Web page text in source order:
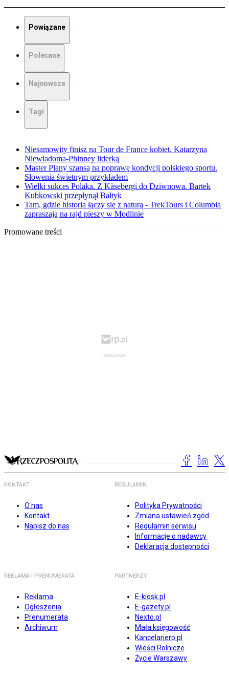
Powiązane
Polecane
Najnowsze
Tagi
Niesamowity finisz na Tour de France kobiet. Katarzyna
Niewiadoma-Phinney liderką
Master Plany szansą na poprawę kondycji polskiego sportu.
Słowenia świetnym przykładem
Wielki sukces Polaka. Z Kåsebergi do Dziwnowa. Bartek
Kubkowski przepłynął Bałtyk
Tam, gdzie historia łączy się z naturą - TrekTours i Columbia
zapraszają na rajd pieszy w Modlinie
Promowane treści
KONTAKT
O nas
Kontakt
Napisz do nas
REGULAMIN
Polityka Prywatności
Zmiana ustawień zgód
Regulamin serwisu
Informacje o nadawcy
Deklaracja dostępności
REKLAMA I PRENUMERATA
Reklama
Ogłoszenia
Prenumerata
Archiwum
PARTNERZY
E-kiosk.pl
E-gazety.pl
Nexto.pl
Mała księgowość
Kancelarierp.pl
Wieści Rolnicze
Życie Warszawy